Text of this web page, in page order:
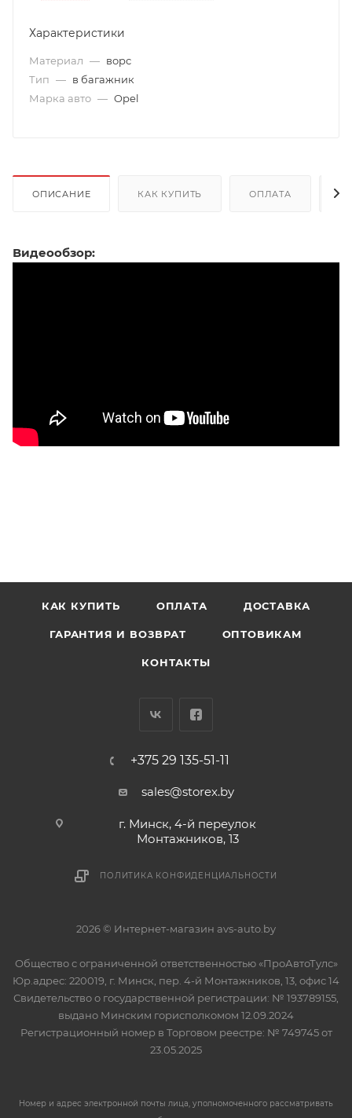
Характеристики
Материал — ворс
Тип — в багажник
Марка авто — Opel
ОПИСАНИЕ КАК КУПИТЬ ОПЛАТА
Видеообзор:
КАК КУПИТЬ ОПЛАТА ДОСТАВКА
ГАРАНТИЯ И ВОЗВРАТ ОПТОВИКАМ
КОНТАКТЫ
+375 29 135-51-11
sales@storex.by
г. Минск, 4-й переулок
Монтажников, 13
ПОЛИТИКА КОНФИДЕНЦИАЛЬНОСТИ
2026 © Интернет-магазин avs-auto.by
Общество с ограниченной ответственностью «ПроАвтоТулс»
Юр.адрес: 220019, г. Минск, пер. 4-й Монтажников, 13, офис 14
Свидетельство о государственной регистрации: № 193789155,
выдано Минским горисполкомом 12.09.2024
Регистрационный номер в Торговом реестре: № 749745 от
23.05.2025
Номер и адрес электронной почты лица, уполномоченного рассматривать